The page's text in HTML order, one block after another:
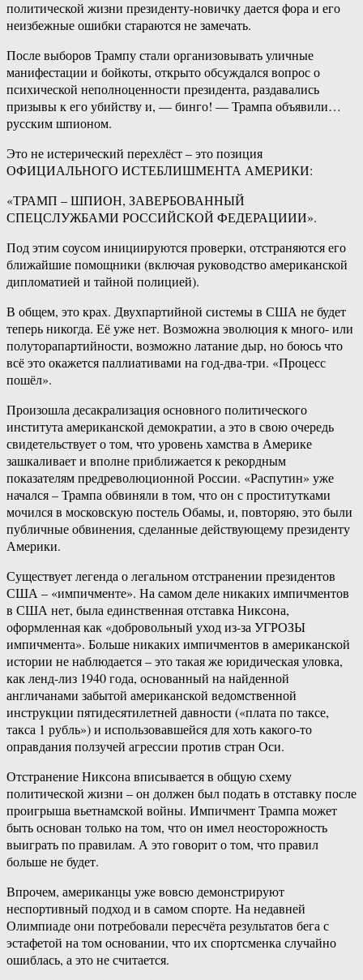
политической жизни президенту-новичку дается фора и его
неизбежные ошибки стараются не замечать.
После выборов Трампу стали организовывать уличные
манифестации и бойкоты, открыто обсуждался вопрос о
психической неполноценности президента, раздавались
призывы к его убийству и, — бинго! — Трампа объявили…
русским шпионом.
Это не истерический перехлёст – это позиция
ОФИЦИАЛЬНОГО ИСТЕБЛИШМЕНТА АМЕРИКИ:
«ТРАМП – ШПИОН, ЗАВЕРБОВАННЫЙ
СПЕЦСЛУЖБАМИ РОССИЙСКОЙ ФЕДЕРАЦИИИ».
Под этим соусом инициируются проверки, отстраняются его
ближайшие помощники (включая руководство американской
дипломатией и тайной полицией).
В общем, это крах. Двухпартийной системы в США не будет
теперь никогда. Её уже нет. Возможна эволюция к много- или
полуторапартийности, возможно латание дыр, но боюсь что
всё это окажется паллиативами на год-два-три. «Процесс
пошёл».
Произошла десакрализация основного политического
института американской демократии, а это в свою очередь
свидетельствует о том, что уровень хамства в Америке
зашкаливает и вполне приближается к рекордным
показателям предреволюционной России. «Распутин» уже
начался – Трампа обвиняли в том, что он с проститутками
мочился в московскую постель Обамы, и, повторяю, это были
публичные обвинения, сделанные действующему президенту
Америки.
Существует легенда о легальном отстранении президентов
США – «импичменте». На самом деле никаких импичментов
в США нет, была единственная отставка Никсона,
оформленная как «добровольный уход из-за УГРОЗЫ
импичмента». Больше никаких импичментов в американской
истории не наблюдается – это такая же юридическая уловка,
как ленд-лиз 1940 года, основанный на найденной
англичанами забытой американской ведомственной
инструкции пятидесятилетней давности («плата по таксе,
такса 1 рубль») и использовавшейся для хоть какого-то
оправдания ползучей агрессии против стран Оси.
Отстранение Никсона вписывается в общую схему
политической жизни – он должен был подать в отставку после
проигрыша вьетнамской войны. Импичмент Трампа может
быть основан только на том, что он имел неосторожность
выиграть по правилам. А это говорит о том, что правил
больше не будет.
Впрочем, американцы уже вовсю демонстрируют
неспортивный подход и в самом спорте. На недавней
Олимпиаде они потребовали пересчёта результатов бега с
эстафетой на том основании, что их спортсменка случайно
ошиблась, а это не считается.